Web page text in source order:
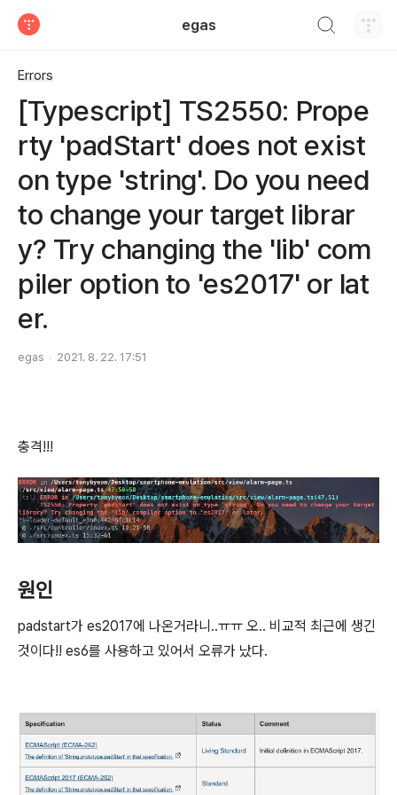
egas
Errors
[Typescript] TS2550: Prope
rty 'padStart' does not exist
on type 'string'. Do you need
to change your target librar
y? Try changing the 'lib' com
piler option to 'es2017' or lat
er.
egas 2021. 8. 22. 17:51
충격!!!
원인
padstart가 es2017에 나온거라니..ㅠㅠ 오.. 비교적 최근에 생긴
것이다!! es6를 사용하고 있어서 오류가 났다.